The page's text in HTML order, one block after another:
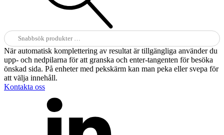
Sök
efter:
När automatisk komplettering av resultat är tillgängliga använder du
upp- och nedpilarna för att granska och enter-tangenten för besöka
önskad sida. På enheter med pekskärm kan man peka eller svepa för
att välja innehåll.
Kontakta oss